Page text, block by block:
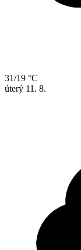
31/19 °C
úterý 11. 8.